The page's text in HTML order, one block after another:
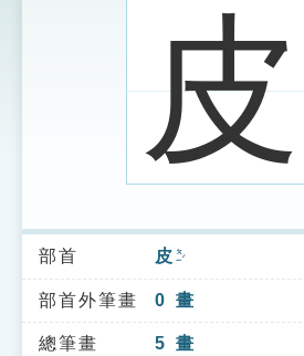
索引選單
知識索引
單字索引
皮
部首 皮 ㄆㄧˊ
部首外筆畫 0 畫
總筆畫 5 畫